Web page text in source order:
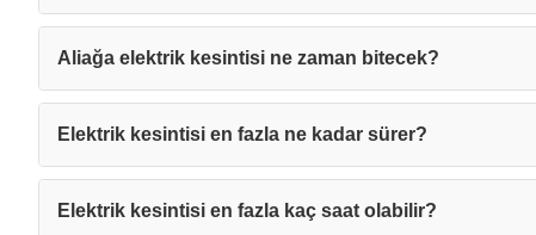
Aliağa elektrik kesintisi ne zaman bitecek?
Elektrik kesintisi en fazla ne kadar sürer?
Elektrik kesintisi en fazla kaç saat olabilir?